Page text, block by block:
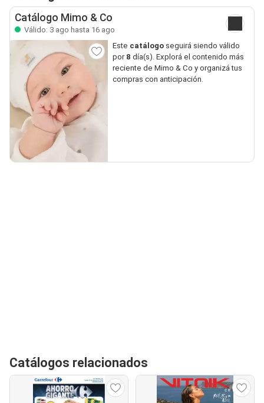
Catálogo Mimo & Co
Válido: 3 ago hasta 16 ago
Este catálogoseguirá siendo válido
por 8 día(s). Explorá el contenido más
reciente de Mimo & Co y organizá tus
compras con anticipación.
Catálogos relacionados